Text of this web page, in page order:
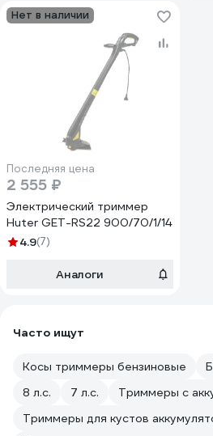
Нет в наличии
Последняя цена
2 555 ₽
Электрический триммер
Huter GET-RS22 900/70/1/14
4.9(7)
Аналоги
Часто ищут
Косы триммеры бензиновые
8 л.с.
7 л.с.
Триммеры с
Триммеры для кустов